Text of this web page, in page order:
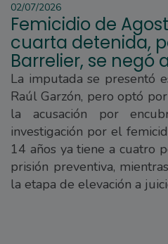
02/07/2026
Femicidio de
cuarta detenida,
Barrelier, se negó
La imputada se presentó
Raúl Garzón, pero optó
la acusación por
investigación por el
14 años ya tiene a cuatro
prisión preventiva,
la etapa de elevación a